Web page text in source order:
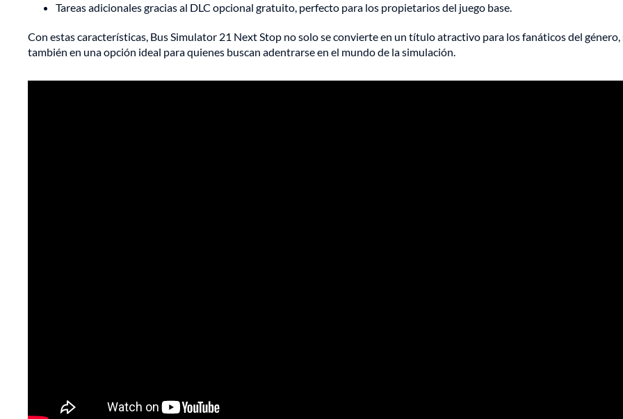
Tareas adicionales gracias al DLC opcional gratuito, perfecto para los propietarios del juego base.
Con estas características, Bus Simulator 21 Next Stop no solo se convierte en un título atractivo para los fanáticos del género,
también en una opción ideal para quienes buscan adentrarse en el mundo de la simulación.